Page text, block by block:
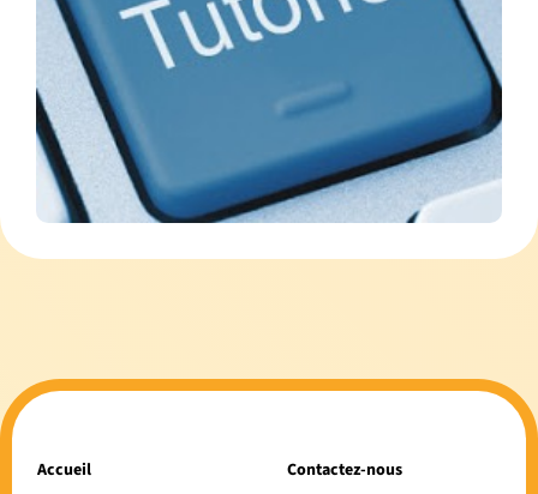
Accueil
Contactez-nous